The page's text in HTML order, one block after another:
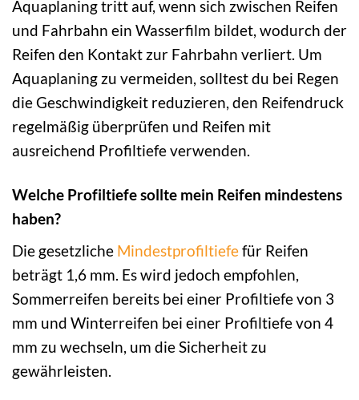
Aquaplaning tritt auf, wenn sich zwischen Reifen
und Fahrbahn ein Wasserfilm bildet, wodurch der
Reifen den Kontakt zur Fahrbahn verliert. Um
Aquaplaning zu vermeiden, solltest du bei Regen
die Geschwindigkeit reduzieren, den Reifendruck
regelmäßig überprüfen und Reifen mit
ausreichend Profiltiefe verwenden.
Welche Profiltiefe sollte mein Reifen mindestens
haben?
Die gesetzliche Mindestprofiltiefefür Reifen
beträgt 1,6 mm. Es wird jedoch empfohlen,
Sommerreifen bereits bei einer Profiltiefe von 3
mm und Winterreifen bei einer Profiltiefe von 4
mm zu wechseln, um die Sicherheit zu
gewährleisten.